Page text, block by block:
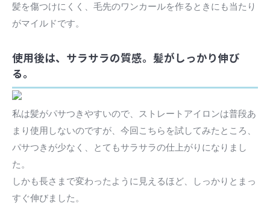
髪を傷つけにくく、毛先のワンカールを作るときにも当たり
がマイルドです。
使用後は、サラサラの質感。髪がしっかり伸び
る。
私は髪がパサつきやすいので、ストレートアイロンは普段あ
まり使用しないのですが、今回こちらを試してみたところ、
パサつきが少なく、とてもサラサラの仕上がりになりまし
た。
しかも長さまで変わったように見えるほど、しっかりとまっ
すぐ伸びました。